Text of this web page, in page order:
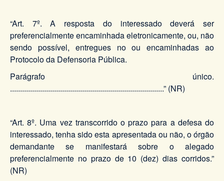
“Art. 7º. A resposta do interessado deverá ser
preferencialmente encaminhada eletronicamente, ou, não
sendo possível, entregues no ou encaminhadas ao
Protocolo da Defensoria Pública.
Parágrafo único.
.............................................................................” (NR)
“Art. 8º. Uma vez transcorrido o prazo para a defesa do
interessado, tenha sido esta apresentada ou não, o órgão
demandante se manifestará sobre o alegado
preferencialmente no prazo de 10 (dez) dias corridos.”
(NR)